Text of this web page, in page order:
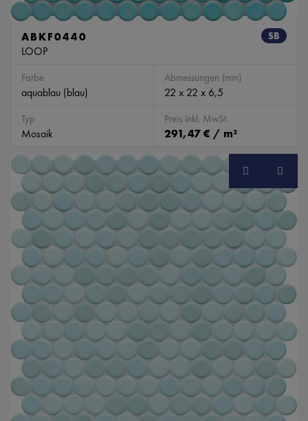
SB
ABKF0440
LOOP
Farbe
aquablau (blau)
Abmessungen (mm)
22 x 22 x 6,5
Typ
Mosaik
Preis inkl. MwSt.
291,47 € / m²